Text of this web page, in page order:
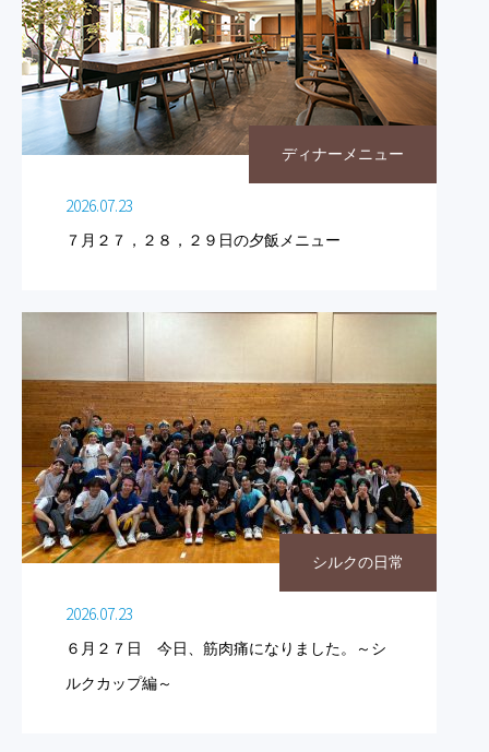
ディナーメニュー
2026.07.23
７月２７，２８，２９日の夕飯メニュー
シルクの日常
2026.07.23
６月２７日 今日、筋肉痛になりました。～シ
ルクカップ編～